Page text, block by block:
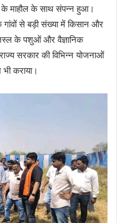
के माहौल के साथ संपन्न हुआ।
से बड़ी संख्या में किसान और
के पशुओं और वैज्ञानिक
सरकार की विभिन्न योजनाओं
कराया।